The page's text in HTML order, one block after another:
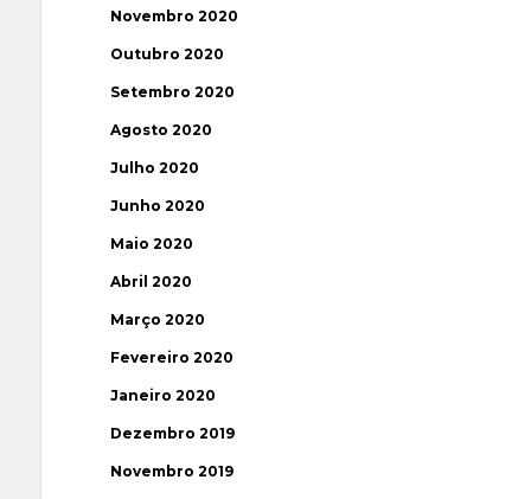
Novembro 2020
Outubro 2020
Setembro 2020
Agosto 2020
Julho 2020
Junho 2020
Maio 2020
Abril 2020
Março 2020
Fevereiro 2020
Janeiro 2020
Dezembro 2019
Novembro 2019